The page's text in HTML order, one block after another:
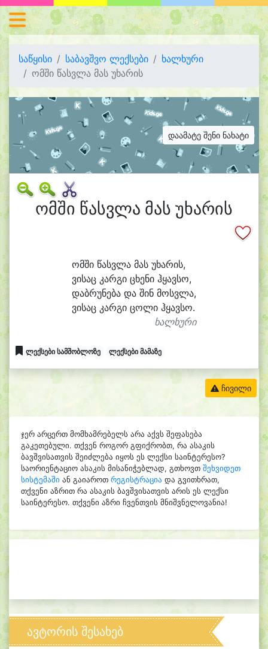
საწყისი საბავშვო ლექსები
ხალხური
ომში წასვლა მას უხარის
დაამატე შენი ნახატი
ომში წასვლა მას უხარის
ომში წასვლა მას უხარის,
ვისაც კარგი ცხენი ჰყავსო,
დაბრუნება და შინ მოსვლა,
ვისაც კარგი ცოლი ჰყავსო.
ხალხური
ლექსები სამშობლოზე ლექსები მამაზე
ჩივილი
ჯერ არცერთ მომხამრებელს არა აქვს შეფასება
გაკეთებული. თქვენ როგორ გფიქრობთ, რა ასაკის
ბავშვისათვის შეიძლება იყოს ეს ლექსი საინტერესო?
საორიენტაციო ასაკის მისანიჭებლად, გთხოვთ შეხვიდეთ
სისტემაში ან გაიაროთ რეგისტრაცია და გვითხრათ,
თქვენი აზრით რა ასაკის ბავშვისათვის არის ეს ლექსი
საინტერესო. თქვენი აზრი ჩვენთვის მნიშვნელოვანია!
ავტორის შესახებ